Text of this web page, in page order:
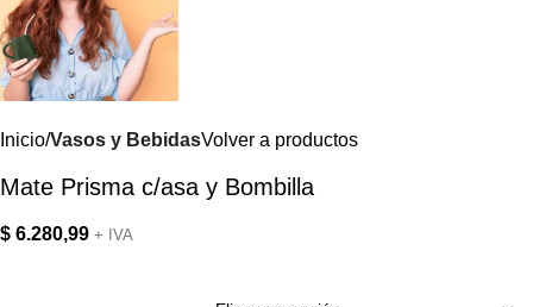
Inicio Vasos y BebidasVolver a productos
Mate Prisma c/asa y Bombilla
$ 6.280,99 + IVA